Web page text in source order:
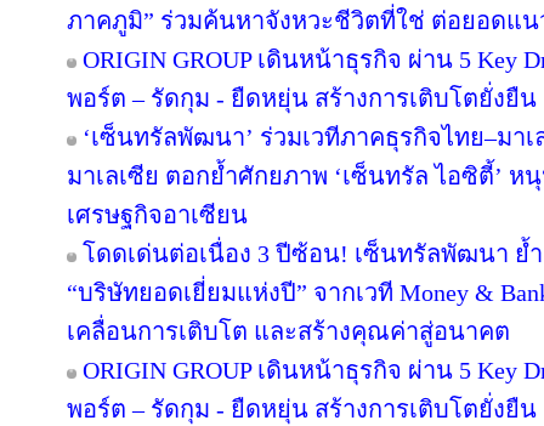
ภาคภูมิ” ร่วมค้นหาจังหวะชีวิตที่ใช่ ต่อยอดแน
ORIGIN GROUP เดินหน้าธุรกิจ ผ่าน 5 Key
พอร์ต – รัดกุม - ยืดหยุ่น สร้างการเติบโตยั่งยื
‘เซ็นทรัลพัฒนา’ ร่วมเวทีภาคธุรกิจไทย–มา
มาเลเซีย ตอกย้ำศักยภาพ ‘เซ็นทรัล ไอซิตี้’
เศรษฐกิจอาเซียน
โดดเด่นต่อเนื่อง 3 ปีซ้อน! เซ็นทรัลพัฒนา ย้ำ
“บริษัทยอดเยี่ยมแห่งปี” จากเวที Money &
เคลื่อนการเติบโต และสร้างคุณค่าสู่อนาคต
ORIGIN GROUP เดินหน้าธุรกิจ ผ่าน 5 Key
พอร์ต – รัดกุม - ยืดหยุ่น สร้างการเติบโตยั่งยื